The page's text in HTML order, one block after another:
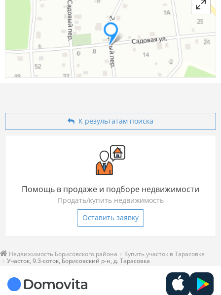
К результатам поиска
Помощь в продаже и подборе недвижимости
Продать/купить недвижимость
Оставить заявку
Недвижимость Борисовского района
Купить участок в Тарасовке
Участок, 9.3-соток, Борисовский р-н, д. Тарасовка